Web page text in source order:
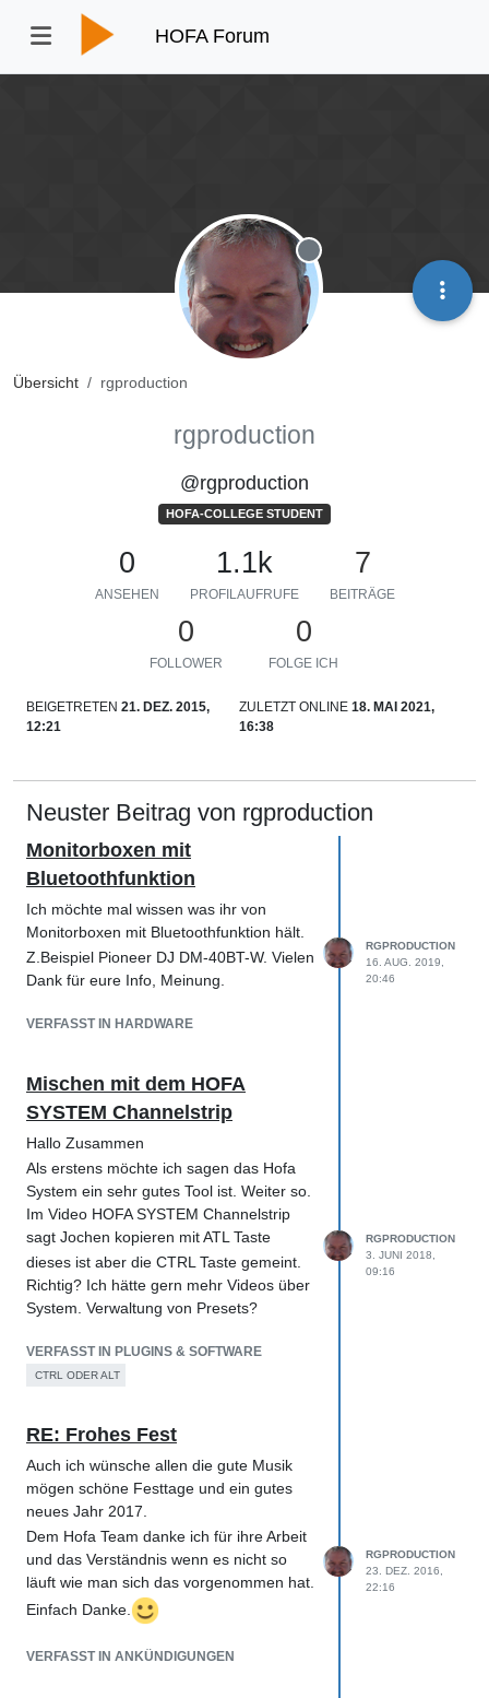
HOFA Forum
Übersicht rgproduction
Offline
rgproduction
@rgproduction
HOFA-COLLEGE STUDENT
0
ANSEHEN
1.1k
PROFILAUFRUFE
7
BEITRÄGE
0
FOLLOWER
0
FOLGE ICH
BEIGETRETEN 21. DEZ. 2015,
12:21
ZULETZT ONLINE 18. MAI 2021,
16:38
Neuster Beitrag von rgproduction
Monitorboxen mit
Bluetoothfunktion
Ich möchte mal wissen was ihr von
Monitorboxen mit Bluetoothfunktion hält.
Z.Beispiel Pioneer DJ DM-40BT-W. Vielen
Dank für eure Info, Meinung.
VERFASST IN HARDWARE
RGPRODUCTION
16. AUG. 2019,
20:46
Mischen mit dem HOFA
SYSTEM Channelstrip
Hallo Zusammen
Als erstens möchte ich sagen das Hofa
System ein sehr gutes Tool ist. Weiter so.
Im Video HOFA SYSTEM Channelstrip
sagt Jochen kopieren mit ATL Taste
dieses ist aber die CTRL Taste gemeint.
Richtig? Ich hätte gern mehr Videos über
System. Verwaltung von Presets?
VERFASST IN PLUGINS & SOFTWARE
CTRL ODER ALT
RGPRODUCTION
3. JUNI 2018,
09:16
RE: Frohes Fest
Auch ich wünsche allen die gute Musik
mögen schöne Festtage und ein gutes
neues Jahr 2017.
Dem Hofa Team danke ich für ihre Arbeit
und das Verständnis wenn es nicht so
läuft wie man sich das vorgenommen hat.
Einfach Danke.
VERFASST IN ANKÜNDIGUNGEN
RGPRODUCTION
23. DEZ. 2016,
22:16